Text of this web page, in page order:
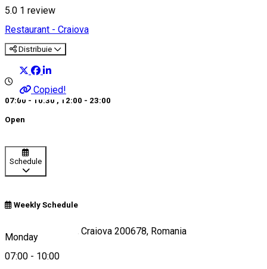
5.0 1 review
Restaurant - Craiova
Distribuie
Copied!
07:00 - 10:30 , 12:00 - 23:00
Open
Schedule
Weekly Schedule
Monday
07:00 - 10:00
Calea București 1, Craiova 200678, Romania